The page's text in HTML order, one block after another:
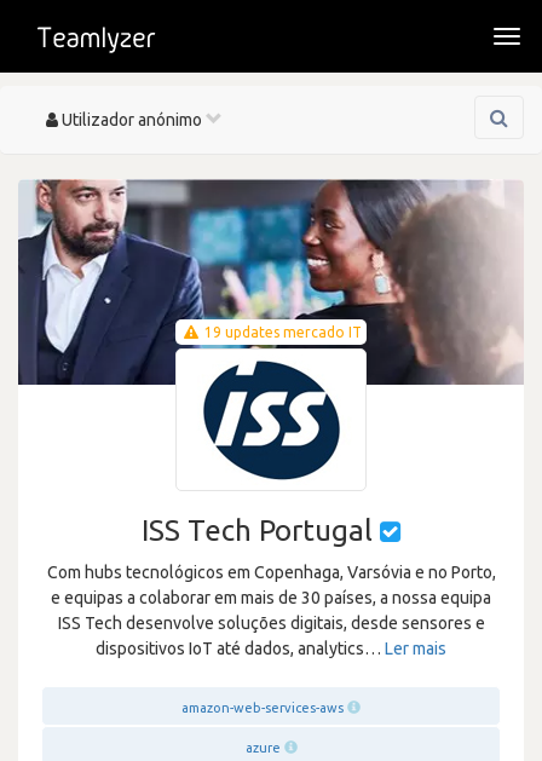
Toggle
Utilizador anónimo
19 updates mercado IT
ISS Tech Portugal
Com hubs tecnológicos em Copenhaga, Varsóvia e no Porto,
e equipas a colaborar em mais de 30 países, a nossa equipa
ISS Tech desenvolve soluções digitais, desde sensores e
dispositivos IoT até dados, analytics… Ler mais
amazon-web-services-aws
azure